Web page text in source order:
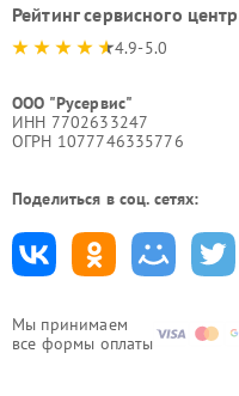
Мы принимаем
все формы оплаты
Рейтинг сервисного
4.9-5.0
ООО "Русервис"
ИНН 7702633247
ОГРН 1077746335776
Поделиться в соц. сетях: